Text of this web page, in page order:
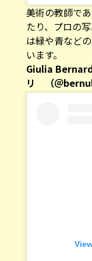
美術の教師で
たり、プロの
は緑や青など
います。
Giulia
リ （＠